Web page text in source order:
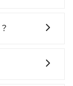
不馬上來預約
機場的最佳選
完成預定。無
面上違法的白